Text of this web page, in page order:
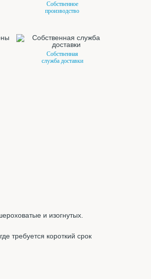
Собственное
производство
Собственная
служба доставки
и изогнутых.
требуется короткий срок